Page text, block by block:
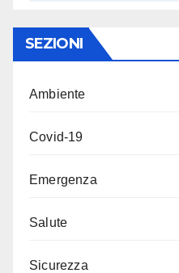
SEZIONI
Ambiente
Covid-19
Emergenza
Salute
Sicurezza